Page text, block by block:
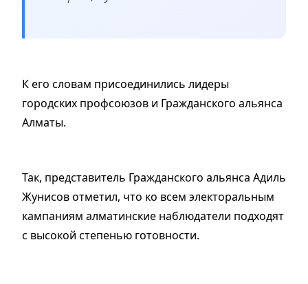
К его словам присоединились лидеры
городских профсоюзов и Гражданского альянса
Алматы.
Так, представитель Гражданского альянса Адиль
Жунисов отметил, что ко всем электоральным
кампаниям алматинские наблюдатели подходят
с высокой степенью готовности.